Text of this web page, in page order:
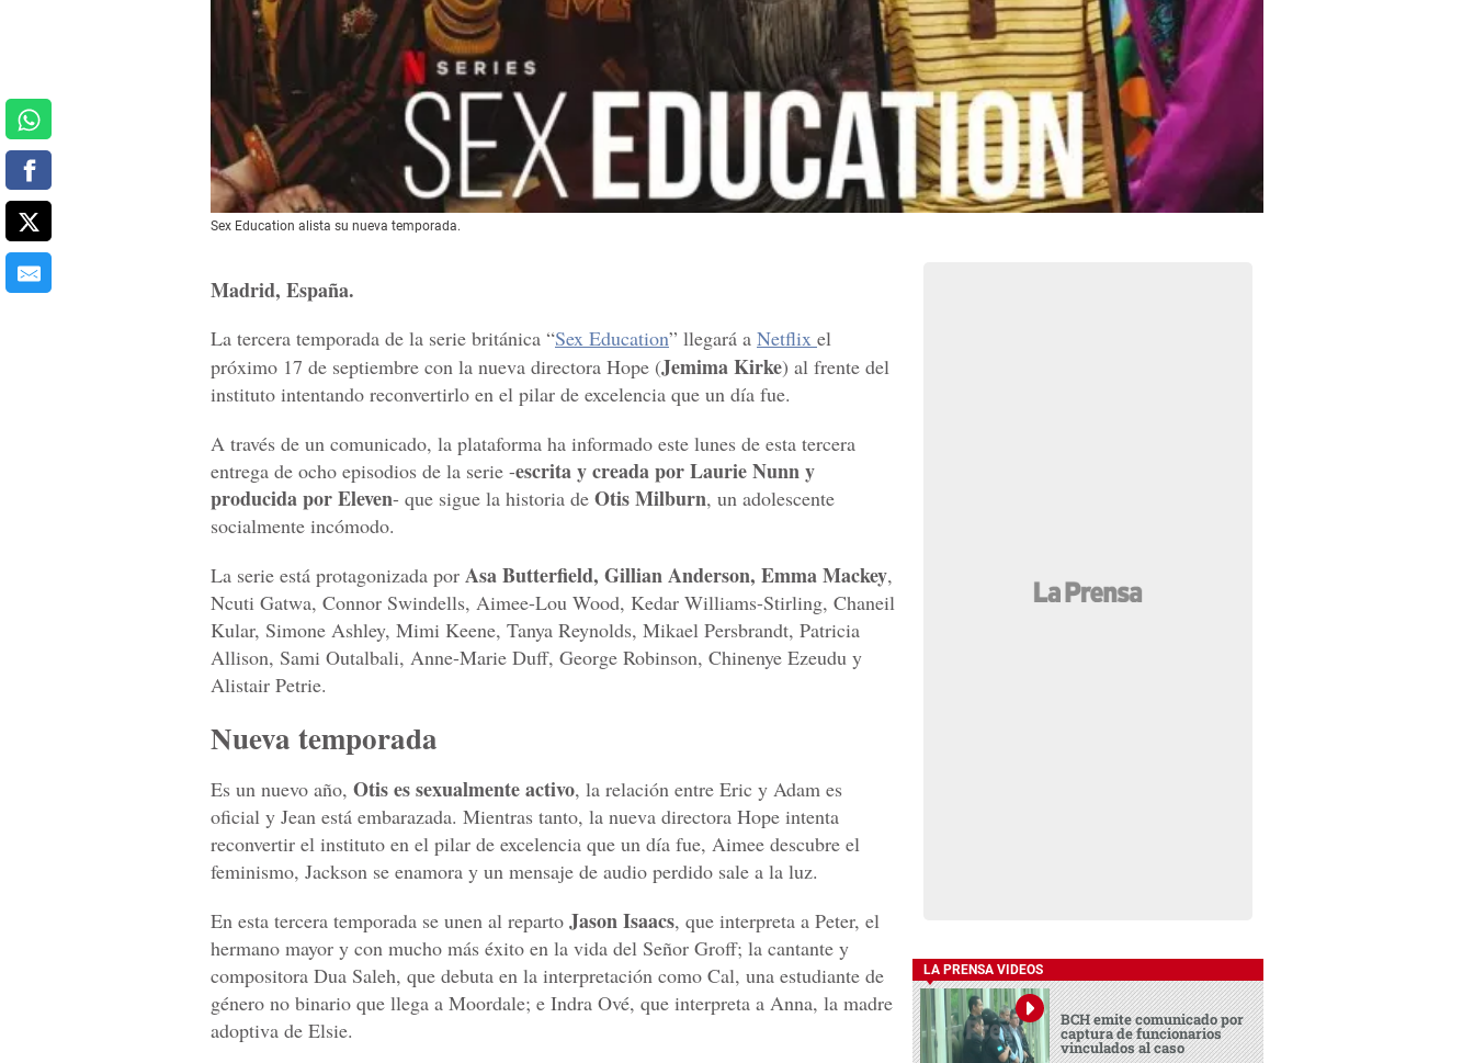
Sex Education alista su nueva temporada.
Madrid, España.
La tercera temporada de la serie británica “Sex Education” llegará a Netflix el
próximo 17 de septiembre con la nueva directora Hope (Jemima Kirke) al frente del
instituto intentando reconvertirlo en el pilar de excelencia que un día fue.
A través de un comunicado, la plataforma ha informado este lunes de esta tercera
entrega de ocho episodios de la serie -escrita y creada por Laurie Nunn y
producida por Eleven- que sigue la historia de Otis Milburn, un adolescente
socialmente incómodo.
La serie está protagonizada por Asa Butterfield, Gillian Anderson, Emma Mackey,
Ncuti Gatwa, Connor Swindells, Aimee-Lou Wood, Kedar Williams-Stirling, Chaneil
Kular, Simone Ashley, Mimi Keene, Tanya Reynolds, Mikael Persbrandt, Patricia
Allison, Sami Outalbali, Anne-Marie Duff, George Robinson, Chinenye Ezeudu y
Alistair Petrie.
Nueva temporada
Es un nuevo año, Otis es sexualmente activo, la relación entre Eric y Adam es
oficial y Jean está embarazada. Mientras tanto, la nueva directora Hope intenta
reconvertir el instituto en el pilar de excelencia que un día fue, Aimee descubre el
feminismo, Jackson se enamora y un mensaje de audio perdido sale a la luz.
En esta tercera temporada se unen al reparto Jason Isaacs, que interpreta a Peter, el
hermano mayor y con mucho más éxito en la vida del Señor Groff; la cantante y
compositora Dua Saleh, que debuta en la interpretación como Cal, una estudiante de
género no binario que llega a Moordale; e Indra Ové, que interpreta a Anna, la madre
adoptiva de Elsie.
LA PRENSA VIDEOS
BCH emite comunicado por
captura de funcionarios
vinculados al caso